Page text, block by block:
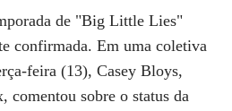
de "Big Little Lies"
confirmada. Em uma coletiva
feira (13), Casey Bloys,
, comentou sobre o status da